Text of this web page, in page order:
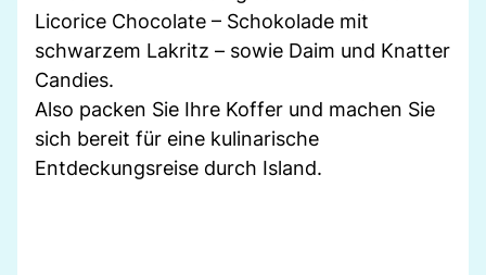
Licorice Chocolate – Schokolade mit
schwarzem Lakritz – sowie Daim und Knatter
Candies.
Also packen Sie Ihre Koffer und machen Sie
sich bereit für eine kulinarische
Entdeckungsreise durch Island.